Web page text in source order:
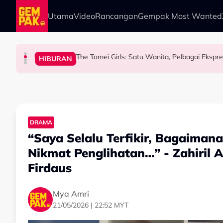
Skip to main content
UtamaVideoRancanganGempak Most Wanted
HIBURAN “Jangan
HIBURAN The Tomei Girls: Satu Wanita, Pelbagai
HIBURAN “Mungkin Rupa
HIBURAN Iqbal Tolak Tawaran Gimik Bercinta Dengan
DRAMA
“Saya Selalu Terfikir,
Nikmat Penglihatan…” - Zahiril
Firdaus
Mya Amri
21/05/2026 | 22:52 MYT